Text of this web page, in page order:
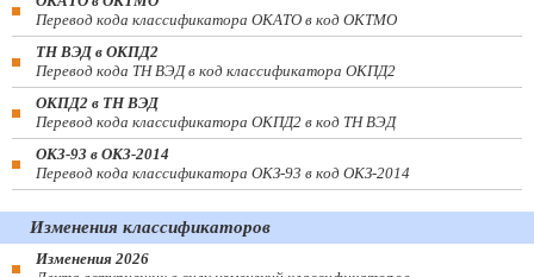
Перевод кода классификатора ОКАТО в код ОКТМО
ТН ВЭД в ОКПД2
Перевод кода ТН ВЭД в код классификатора ОКПД2
ОКПД2 в ТН ВЭД
Перевод кода классификатора ОКПД2 в код ТН ВЭД
ОКЗ-93 в ОКЗ-2014
Перевод кода классификатора ОКЗ-93 в код ОКЗ-2014
Изменения классификаторов
Изменения 2026